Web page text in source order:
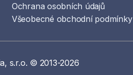
Ochrana osobních údajů
Všeobecné obchodní podmínky
s.r.o. © 2013-2026